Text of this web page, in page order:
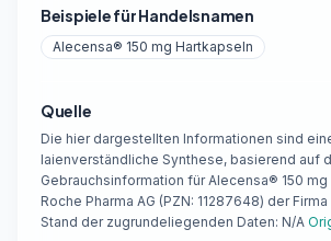
Beispiele für Handelsnamen
Alecensa® 150 mg Hartkapseln
Quelle
Die hier dargestellten Informationen sind
laienverständliche Synthese, basierend auf
Gebrauchsinformation für Alecensa® 150
Roche Pharma AG (PZN: 11287648) der
Stand der zugrundeliegenden Daten: N/A